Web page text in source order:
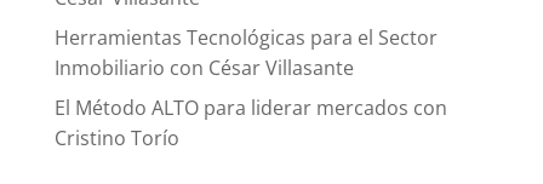
Herramientas Tecnológicas para el Sector
Inmobiliario con César Villasante
El Método ALTO para liderar mercados con
Cristino Torío